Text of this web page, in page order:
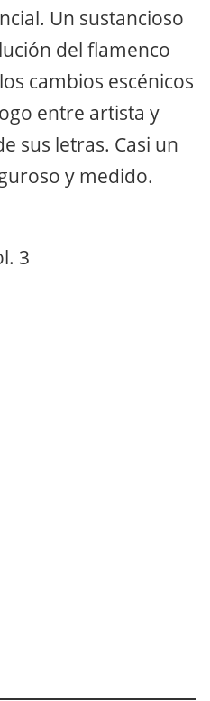
Un sustancioso
del flamenco
cambios escénicos
entre artista y
sus letras. Casi un
y medido.
3